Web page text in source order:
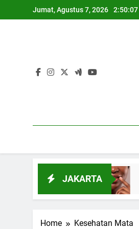
to
Jumat, Agustus 7, 2026 2:50:08
JAKARTA
10 Cara
1 Tahun Ago
Home Kesehatan Mata